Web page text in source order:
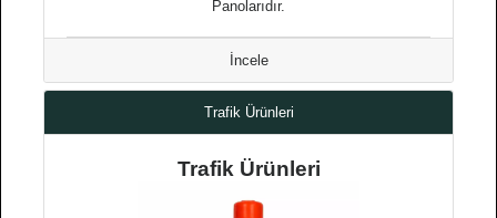
Panolarıdır.
İncele
Trafik Ürünleri
Trafik Ürünleri